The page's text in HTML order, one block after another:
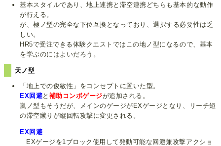
基本スタイルであり、地上連携と滞空連携どちらも基本的な動作
が行える。
が、極ノ型の完全な下位互換となっており、選択する必要性は乏
しい。
HR5で受注できる体験クエストではこの地ノ型になるので、基本
を学ぶのにはよいだろう。
天ノ型
「地上での俊敏性」をコンセプトに置いた型。
EX回避と 補助コンボゲージが追加される。
嵐ノ型もそうだが、メインのゲージがEXゲージとなり、リーチ短
の滞空蹴りが縦回転攻撃に変更される。
EX回避
EXゲージを1ブロック使用して発動可能な回避兼攻撃アクショ